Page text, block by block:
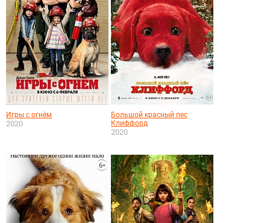
Игры с огнём
2020
Большой красный пес
Клиффорд
2020